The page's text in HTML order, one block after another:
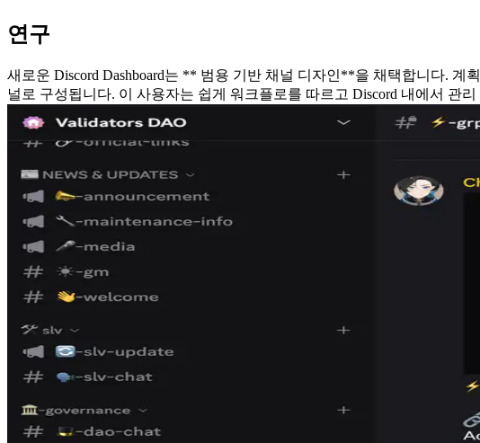
연구
새로운 Discord Dashboard는 ** 범용 기반 채널 디자인**을 채택합니다. 계
널로 구성됩니다. 이 사용자는 쉽게 워크플로를 따르고 Discord 내에서 관